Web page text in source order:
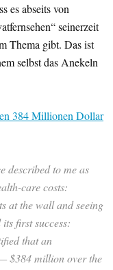
es abseits von
seinerzeit
Thema gibt. Das ist
selbst das Anekeln
384 Millionen Dollar
described to me as
care costs:
at the wall and seeing
first success:
that an
$384 million over the